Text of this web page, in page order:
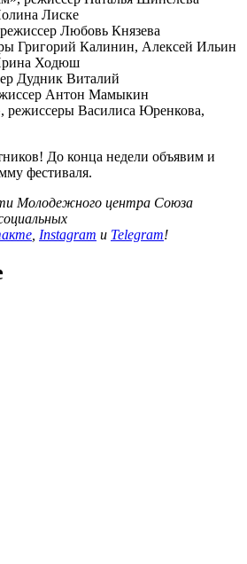
Лиске
Любовь Князева
Григорий Калинин, Алексей Ильин
Ходюш
Дудник Виталий
Антон Мамыкин
режиссеры Василиса Юренкова,
До конца недели объявим и
фестиваля.
Молодежного центра Союза
Instagram и Telegram!